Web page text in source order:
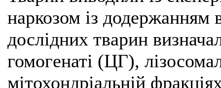
наркозом із додержанням
дослідних тварин
гомогенаті (ЦГ),
мітохондріальній